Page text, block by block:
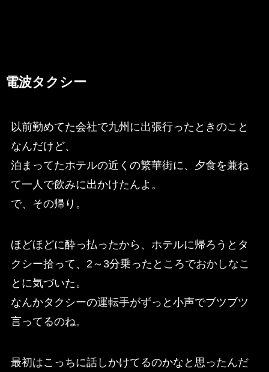
電波タクシー
以前勤めてた会社で九州に出張行ったときのこと
なんだけど、
泊まってたホテルの近くの繁華街に、夕食を兼ね
て一人で飲みに出かけたんよ。
で、その帰り。
ほどほどに酔っ払ったから、ホテルに帰ろうとタ
クシー拾って、2～3分乗ったところでおかしなこ
とに気づいた。
なんかタクシーの運転手がずっと小声でブツブツ
言ってるのね。
最初はこっちに話しかけてるのかなと思ったんだ